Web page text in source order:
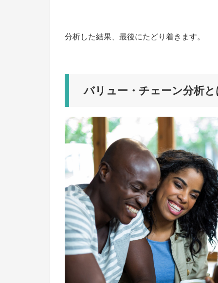
分析した結果、最後にたどり着きます。
バリュー・チェーン分析と